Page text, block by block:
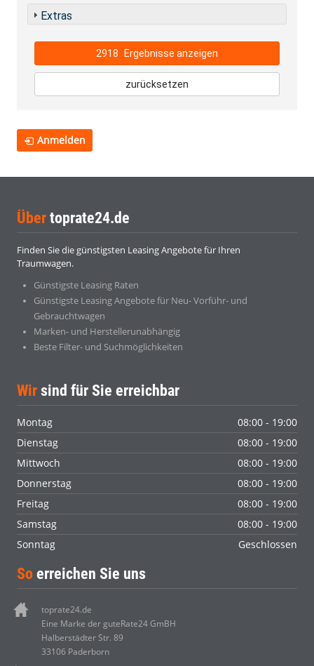
Extras
2918 Ergebnisse anzeigen
zurücksetzen
Anmelden
Über toprate24.de
Finden Sie die günstigsten Leasing Angebote für Ihren
Traumwagen.
Günstigste Leasing Raten
Günstigste Leasing Angebote für Neu- Vorführ- und
Gebrauchtwagen
Marken- und Herstellerunabhängig
Beste Filter- und Suchmöglichkeiten
Wir sind für Sie erreichbar
Montag
08:00 - 19:00
Dienstag
08:00 - 19:00
Mittwoch
08:00 - 19:00
Donnerstag
08:00 - 19:00
Freitag
08:00 - 19:00
Samstag
08:00 - 19:00
Sonntag
Geschlossen
So erreichen Sie uns
toprate24.de
Eine Marke der guteRate24 GmBH
Halberstädter Str. 89
33106 Paderborn